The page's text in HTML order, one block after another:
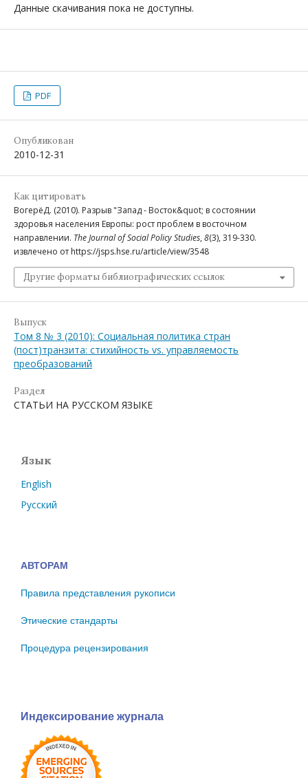
Данные скачивания пока не доступны.
PDF
Опубликован
2010-12-31
Как цитировать
ВогерёД. (2010). Разрыв "Запад - Восток&quot; в состоянии
здоровья населения Европы: рост проблем в восточном
направлении. The Journal of Social Policy Studies, 8(3), 319-330.
извлечено от https://jsps.hse.ru/article/view/3548
Другие форматы библиографических ссылок
Выпуск
Том 8 № 3 (2010): Социальная политика стран
(пост)транзита: стихийность vs. управляемость
преобразований
Раздел
СТАТЬИ НА РУССКОМ ЯЗЫКЕ
Язык
English
Русский
АВТОРАМ
Правила представления рукописи
Этические стандарты
Процедура рецензирования
Индексирование журнала